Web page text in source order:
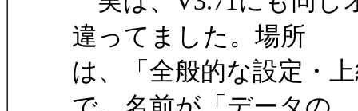
違ってました。場所
は、「全般的な設定・